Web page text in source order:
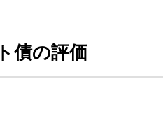
債の評価